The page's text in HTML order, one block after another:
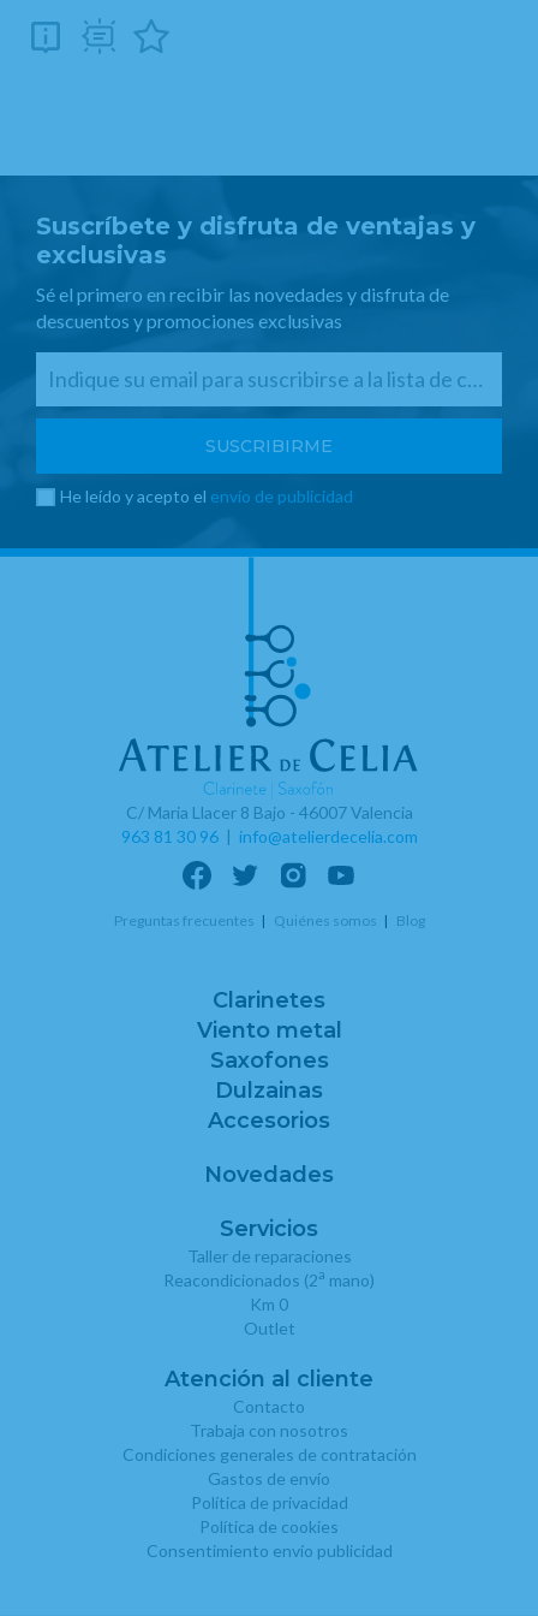
Suscríbete y disfruta de ventajas y
exclusivas
Sé el primero en recibir las novedades y disfruta de
descuentos y promociones exclusivas
He leído y acepto el envío de publicidad
C/ Maria Llacer 8 Bajo - 46007 Valencia
963 81 30 96| info@atelierdecelia.com
Preguntas frecuentes Quiénes somos Blog
Clarinetes
Viento metal
Saxofones
Dulzainas
Accesorios
Novedades
Servicios
Taller de reparaciones
Reacondicionados (2a mano)
Km 0
Outlet
Atención al cliente
Contacto
Trabaja con nosotros
Condiciones generales de contratación
Gastos de envío
Política de privacidad
Política de cookies
Consentimiento envío publicidad